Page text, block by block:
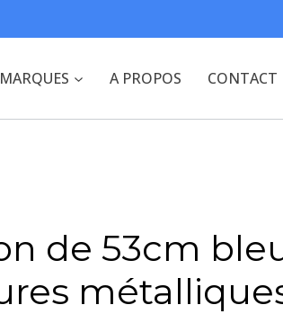
MARQUES A PROPOS CONTACT
de 53cm